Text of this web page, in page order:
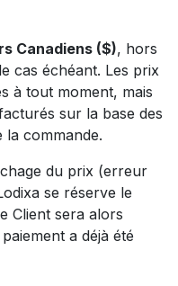
Canadiens ($), hors
cas échéant. Les prix
à tout moment, mais
sur la base des
commande.
du prix (erreur
se réserve le
Client sera alors
a déjà été